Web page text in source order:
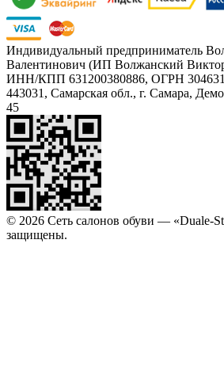
Индивидуальный предприниматель
Валентинович (ИП Волжанский
ИНН/КПП 631200380886, ОГРН
443031, Самарская обл., г. Самара,
45
© 2026 Сеть салонов обуви — «Duale-
защищены.